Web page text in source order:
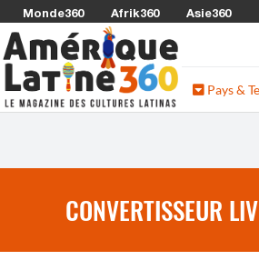
Monde360 Afrik360 Asie360
Pays &
CONVERTISSEUR